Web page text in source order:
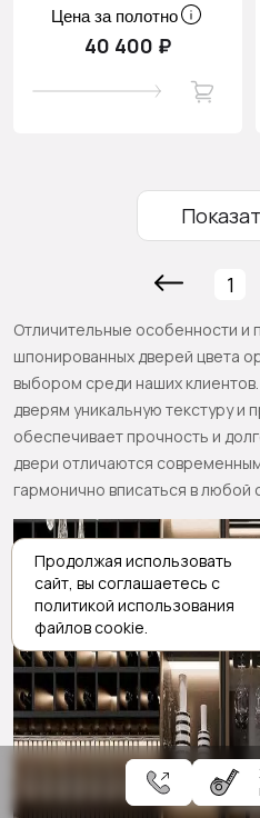
Цена за полотно
40 400 ₽
1
Отличительные особенности и
шпонированных дверей цвета
выбором среди наших
дверям уникальную текстуру и
обеспечивает прочность и
двери отличаются
гармонично вписаться в любой
Продолжая использовать
сайт, вы соглашаетесь с
политикой использования
файлов cookie.